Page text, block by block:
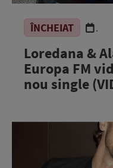
ÎNCHEIAT .
Loredana &
Europa FM
nou single